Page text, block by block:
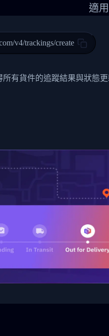
Facility in
03-06 15:28:00",
"Shipment picked
CHINA,PEOPLES
適
v4/trackings/create
有貨件的追蹤結果與狀態